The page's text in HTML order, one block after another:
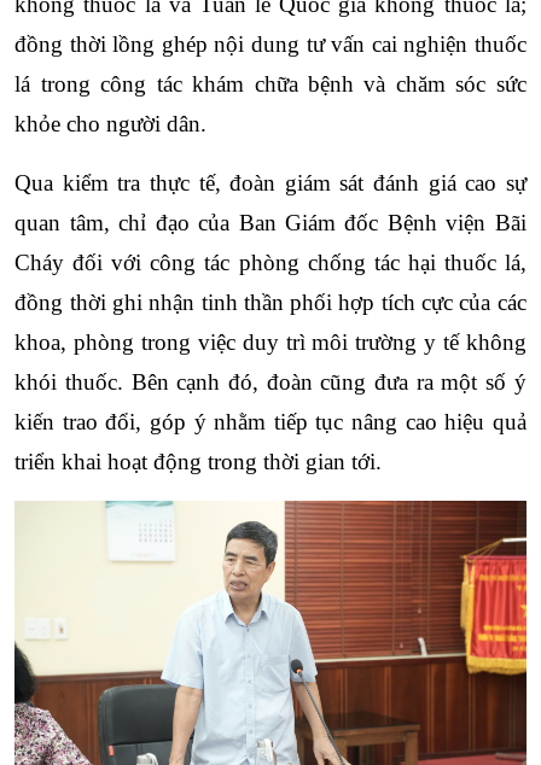
đồng thời lồng ghép nội dung tư vấn cai nghiện thuốc
lá trong công tác khám chữa bệnh và chăm sóc sức
khỏe cho người dân.
Qua kiểm tra thực tế, đoàn giám sát đánh giá cao sự
quan tâm, chỉ đạo của Ban Giám đốc Bệnh viện Bãi
Cháy đối với công tác phòng chống tác hại thuốc lá,
đồng thời ghi nhận tinh thần phối hợp tích cực của các
khoa, phòng trong việc duy trì môi trường y tế không
khói thuốc. Bên cạnh đó, đoàn cũng đưa ra một số ý
kiến trao đổi, góp ý nhằm tiếp tục nâng cao hiệu quả
triển khai hoạt động trong thời gian tới.